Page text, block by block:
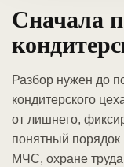
Сначала
Разбор нужен до
кондитерского
от лишнего,
понятный порядок
МЧС, охране